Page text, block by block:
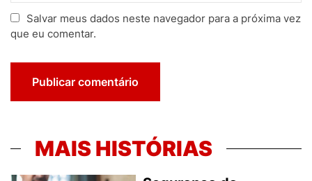
Salvar meus dados neste navegador para a próxima vez
que eu comentar.
MAIS HISTÓRIAS